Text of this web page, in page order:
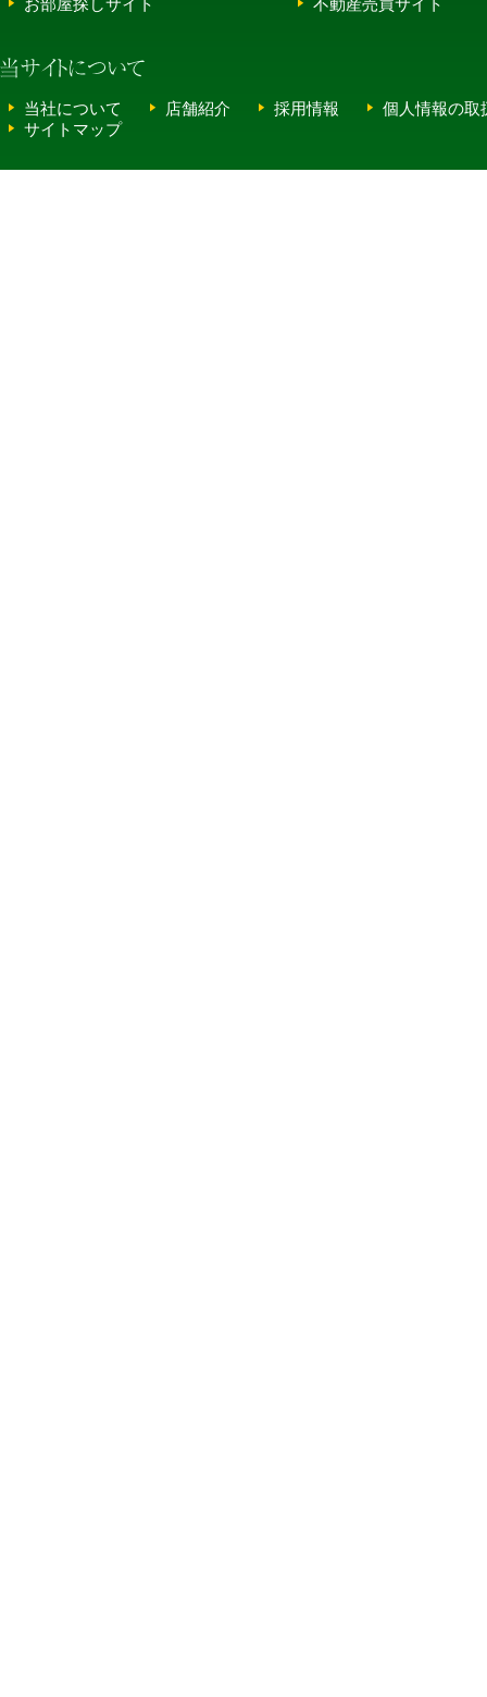
当社について 店舗紹介 採用情報
個人情報の取
サイトマップ